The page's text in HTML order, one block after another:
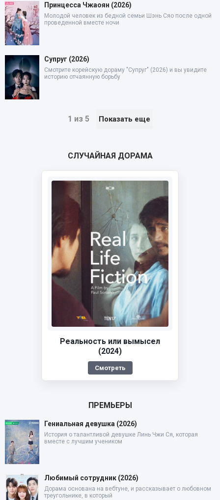
Принцесса Чжаоян (2026)
Молодой человек из бедной семьи Шэнь Сяо после одной
проведенной вместе ночи
Супруг (2026)
Смотрите корейскую дораму "Супруг" (2026) и вы увидите
историю отчаянную борьбу
1 из 5 Показать еще
СЛУЧАЙНАЯ ДОРАМА
Реальность или вымысел
(2024)
Смотреть
ПРЕМЬЕРЫ
Гениальная девушка (2026)
История о талантливой девушке Линь Чжи Ся, которая
вместе с лучшим учеником
Любимый сотрудник (2026)
Дорама основана на вебтуне, и рассказывает о любовном
треугольнике, в который